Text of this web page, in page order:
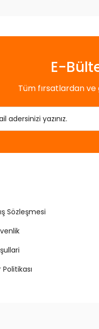
E-
Tüm fırsatlardan
Sözleşmesi